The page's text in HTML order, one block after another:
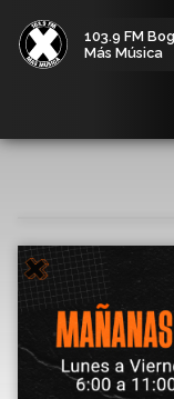
103.9 FM
Más Música